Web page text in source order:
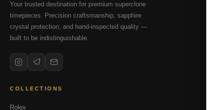
Your trusted destination for premium superclone
timepieces. Precision craftsmanship, sapphire
crystal protection, and hand-inspected quality —
built to be indistinguishable.
COLLECTIONS
Rolex